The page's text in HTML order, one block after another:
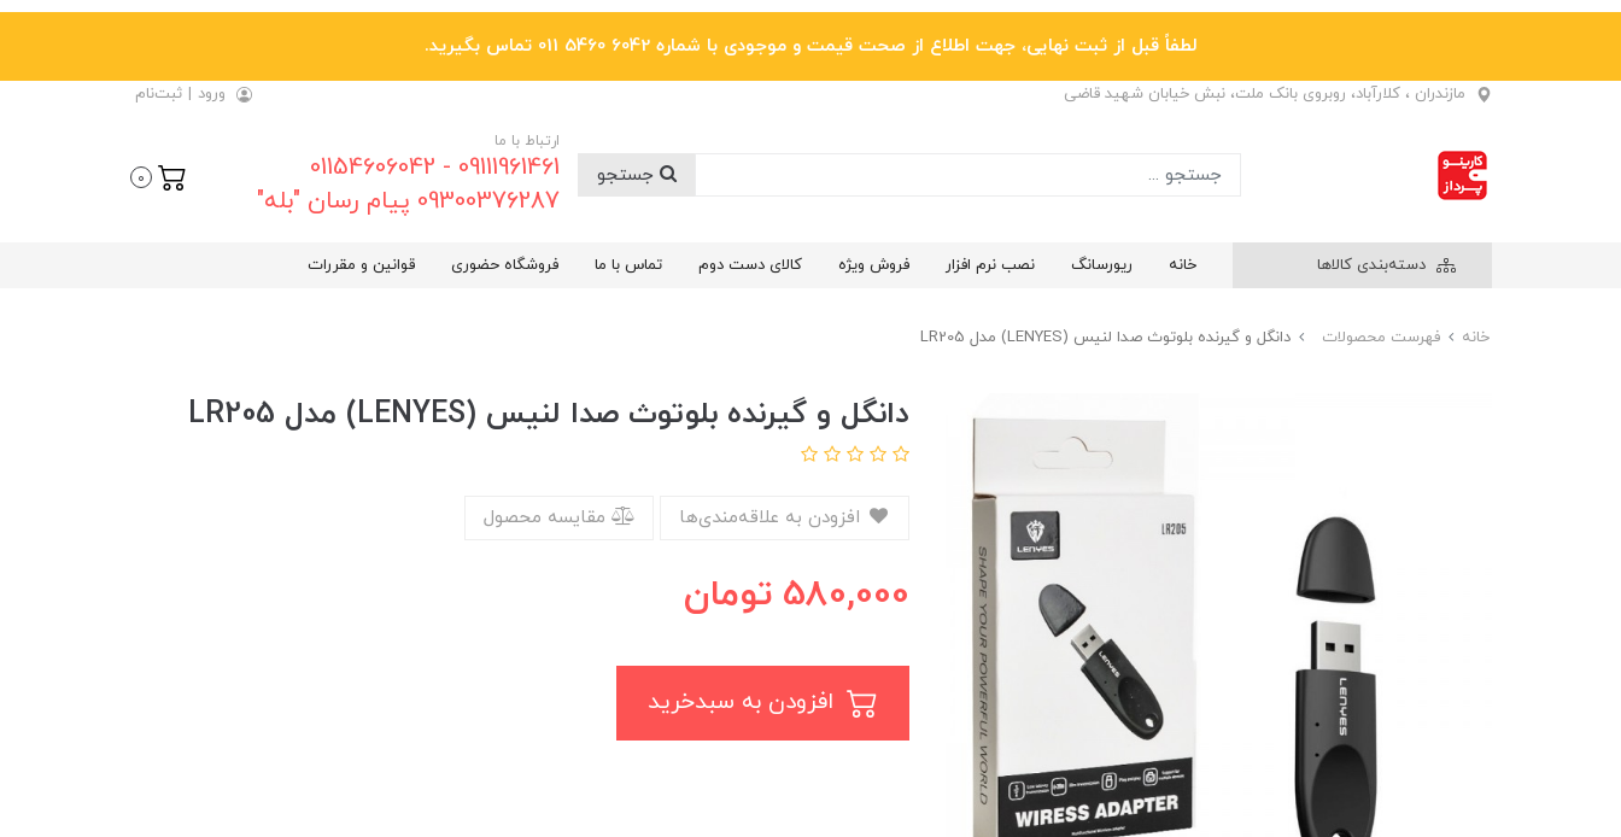
لطفاً قبل از ثبت نهایی، جهت اطلاع از صحت قیمت و موجودی با شماره 6042 5460 011 تماس بگیرید.
مازندران ، کلارآباد، روبروی بانک ملت، نبش خیابان شهید قاضی ورود | ثبت‌نام
ارتباط با ما
09111961461 - 01154606042
09300376287 پیام رسان "بله"
0
دسته‌بندی کالاها خانه ریورسانگ نصب نرم افزار فروش ویژه کالای دست دوم تماس با ما فروشگاه حضوری قوانین و مقررات
خانه فهرست محصولات دانگل و گیرنده بلوتوث صدا لنیس (LENYES) مدل LR205
دانگل و گیرنده بلوتوث صدا لنیس (LENYES) مدل LR205
مقایسه محصول
580,000 تومان